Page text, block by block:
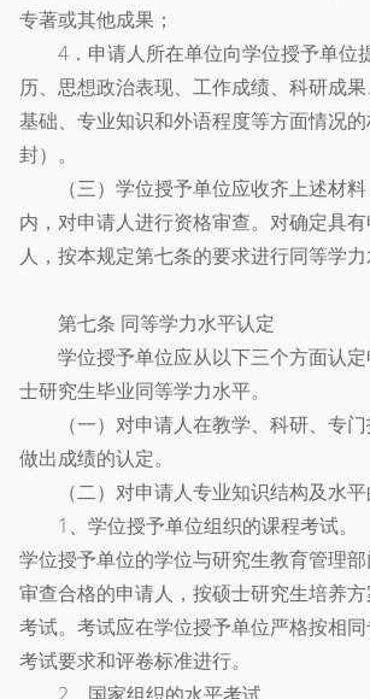
专著或其他成果；
4．申请人所在单位向学位授予单位
历、思想政治表现、工作成绩、科研成
基础、专业知识和外语程度等方面情况
封）。
（三）学位授予单位应收齐上述材料
内，对申请人进行资格审查。对确定具
人，按本规定第七条的要求进行同等学力
第七条 同等学力水平认定
学位授予单位应从以下三个方面认定
士研究生毕业同等学力水平。
（一）对申请人在教学、科研、专门
做出成绩的认定。
（二）对申请人专业知识结构及水平
1、学位授予单位组织的课程考试。
学位授予单位的学位与研究生教育管理
审查合格的申请人，按硕士研究生培养
考试。考试应在学位授予单位严格按相
考试要求和评卷标准进行。